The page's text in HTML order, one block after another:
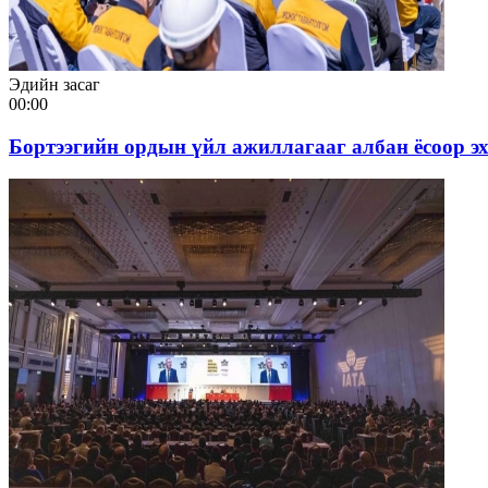
Эдийн засаг
00:00
Бортээгийн ордын үйл ажиллагааг албан ёсоор